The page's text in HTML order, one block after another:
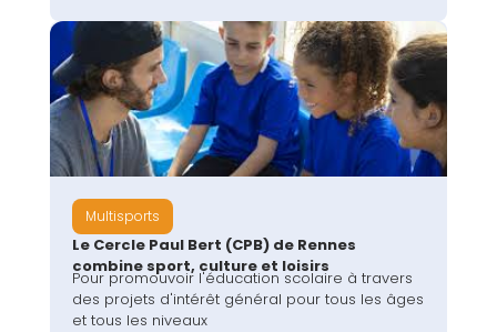
Multisports
Le Cercle Paul Bert (CPB) de Rennes
combine sport, culture et loisirs
Pour promouvoir l'éducation scolaire à travers
des projets d'intérêt général pour tous les âges
et tous les niveaux